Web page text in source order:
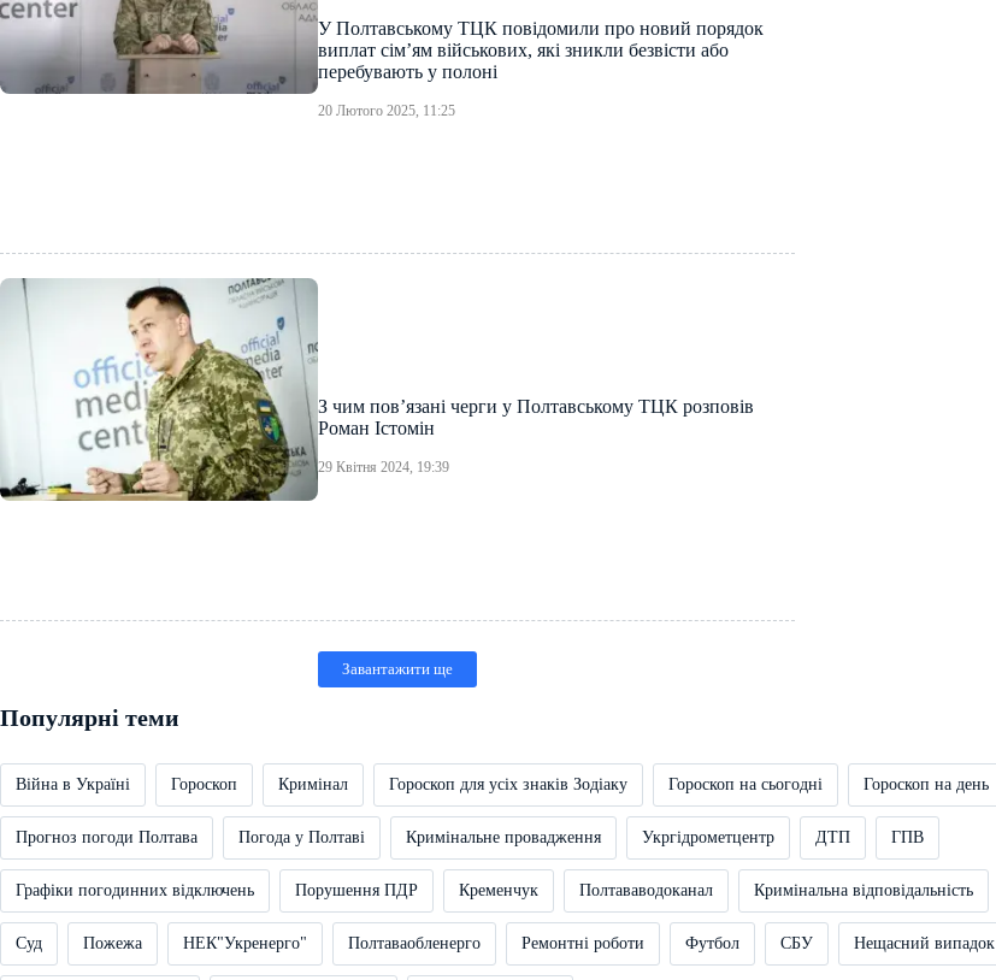
У Полтавському ТЦК повідомили про новий порядок
виплат сім’ям військових, які зникли безвісти або
перебувають у полоні
20 Лютого 2025, 11:25
З чим пов’язані черги у Полтавському ТЦК розповів
Роман Істомін
29 Квітня 2024, 19:39
Завантажити ще
Популярні теми
Війна в Україні Гороскоп Кримінал Гороскоп для усіх знаків Зодіаку Гороскоп на сьогодні Гороскоп на день
Прогноз погоди Полтава Погода у Полтаві Кримінальне провадження Укргідрометцентр ДТП ГПВ
Графіки погодинних відключень Порушення ПДР Кременчук Полтававодоканал Кримінальна відповідальність
Суд Пожежа НЕК"Укренерго" Полтаваобленерго Ремонтні роботи Футбол СБУ Нещасний випадок